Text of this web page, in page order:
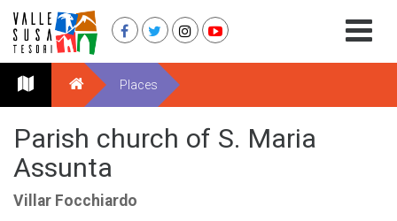
Places
Parish church of S. Maria
Assunta
Villar Focchiardo